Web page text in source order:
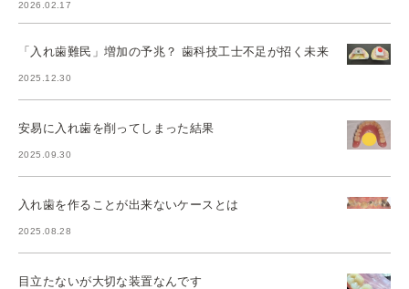
2026.02.17
「入れ歯難民」増加の予兆？ 歯科技工士不足が招く未来
2025.12.30
安易に入れ歯を削ってしまった結果
2025.09.30
入れ歯を作ることが出来ないケースとは
2025.08.28
目立たないが大切な装置なんです